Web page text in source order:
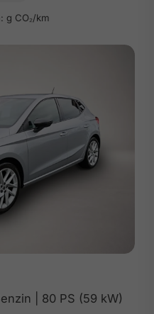
g CO₂/km
| 80 PS (59 kW)